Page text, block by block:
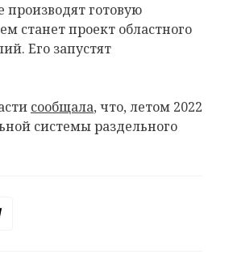
готовую
станет проект областного
Его запустят
сообщала, что, летом 2022
системы раздельного